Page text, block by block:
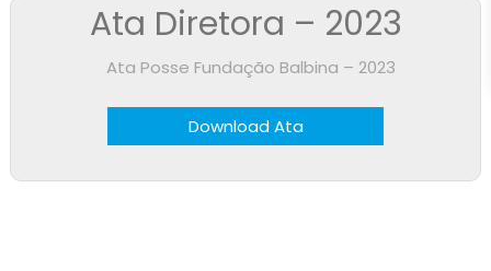
Ata Diretora – 2023
Ata Posse Fundação Balbina – 2023
Download Ata